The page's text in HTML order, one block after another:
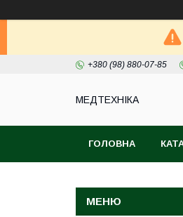
+380 (98) 880-07-85
МЕДТЕХНІКА
ГОЛОВНА